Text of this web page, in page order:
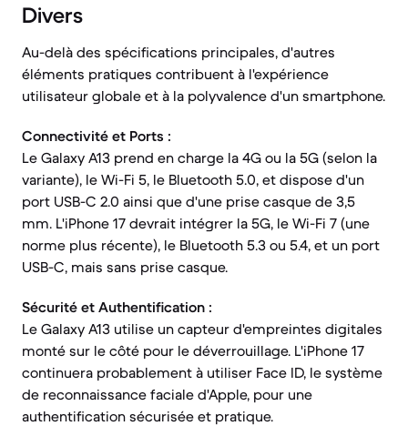
Divers
Au-delà des spécifications principales, d'autres
éléments pratiques contribuent à l'expérience
utilisateur globale et à la polyvalence d'un smartphone.
Connectivité et Ports :
Le Galaxy A13 prend en charge la 4G ou la 5G (selon la
variante), le Wi-Fi 5, le Bluetooth 5.0, et dispose d'un
port USB-C 2.0 ainsi que d'une prise casque de 3,5
mm. L'iPhone 17 devrait intégrer la 5G, le Wi-Fi 7 (une
norme plus récente), le Bluetooth 5.3 ou 5.4, et un port
USB-C, mais sans prise casque.
Sécurité et Authentification :
Le Galaxy A13 utilise un capteur d'empreintes digitales
monté sur le côté pour le déverrouillage. L'iPhone 17
continuera probablement à utiliser Face ID, le système
de reconnaissance faciale d'Apple, pour une
authentification sécurisée et pratique.